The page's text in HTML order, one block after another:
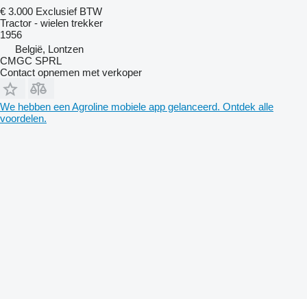
€ 3.000 Exclusief BTW
Tractor - wielen trekker
1956
België, Lontzen
CMGC SPRL
Contact opnemen met verkoper
We hebben een Agroline mobiele app gelanceerd. Ontdek alle
voordelen.